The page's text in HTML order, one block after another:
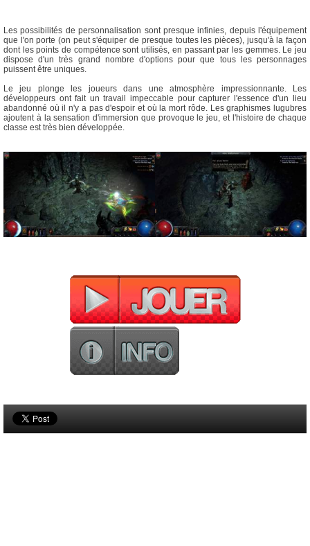
Les possibilités de personnalisation sont presque infinies, depuis l'équipement
que l'on porte (on peut s'équiper de presque toutes les pièces), jusqu'à la façon
dont les points de compétence sont utilisés, en passant par les gemmes. Le jeu
dispose d'un très grand nombre d'options pour que tous les personnages
puissent être uniques.
Le jeu plonge les joueurs dans une atmosphère impressionnante. Les
développeurs ont fait un travail impeccable pour capturer l'essence d'un lieu
abandonné où il n'y a pas d'espoir et où la mort rôde. Les graphismes lugubres
ajoutent à la sensation d'immersion que provoque le jeu, et l'histoire de chaque
classe est très bien développée.